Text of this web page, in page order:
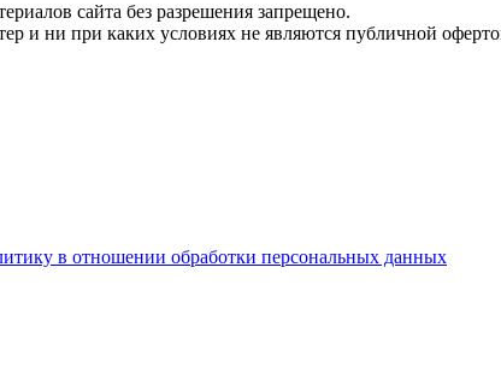
сайта без разрешения запрещено.
и ни при каких условиях не являются публичной
в отношении обработки персональных данных